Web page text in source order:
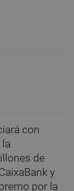
con
de
y
por la